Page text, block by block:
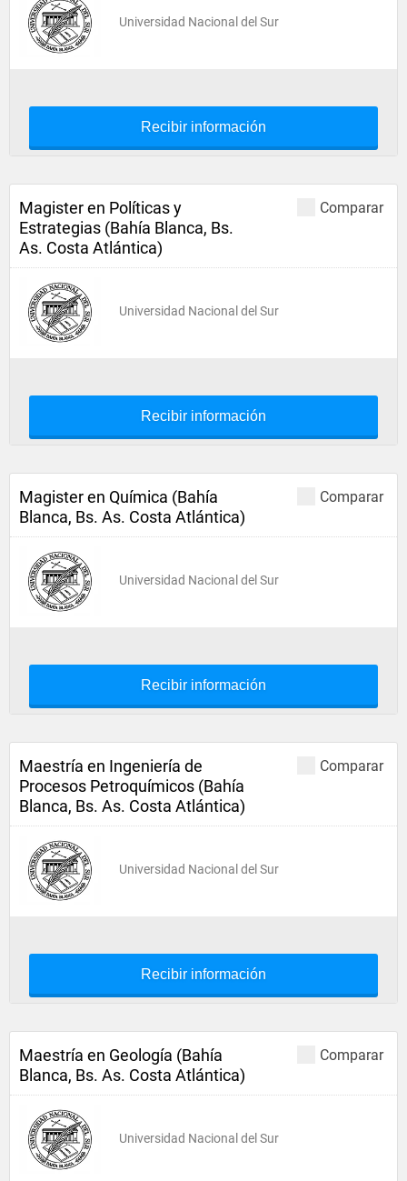
Universidad Nacional del Sur
Recibir información
Comparar
Magister en Políticas y
Estrategias (Bahía Blanca, Bs.
As. Costa Atlántica)
Universidad Nacional del Sur
Recibir información
Comparar
Magister en Química (Bahía
Blanca, Bs. As. Costa Atlántica)
Universidad Nacional del Sur
Recibir información
Comparar
Maestría en Ingeniería de
Procesos Petroquímicos (Bahía
Blanca, Bs. As. Costa Atlántica)
Universidad Nacional del Sur
Recibir información
Comparar
Maestría en Geología (Bahía
Blanca, Bs. As. Costa Atlántica)
Universidad Nacional del Sur